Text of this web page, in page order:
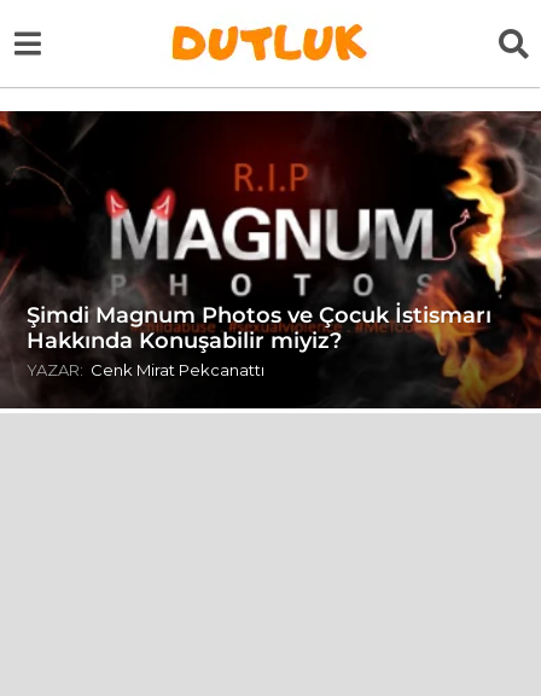
Şimdi Magnum Photos ve Çocuk İstismarı
Hakkında Konuşabilir miyiz?
YAZAR: Cenk Mirat Pekcanattı